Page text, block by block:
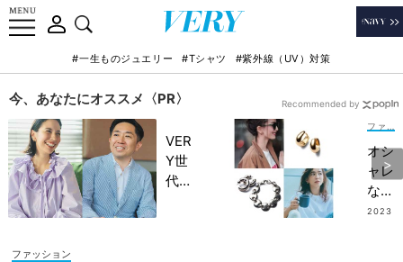
#一生ものジュエリー #Tシャツ #紫外線（UV）対策
今、あなたにオススメ〈PR〉
VER
Y世
代が
オシ
ャレ
な人
の
2023
Recommended by
ファッション